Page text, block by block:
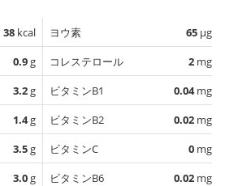
38 kcal
0.9g
3.2g
1.4g
3.5g
3.0g
ヨウ素 65 µg
コレステロール
2 mg
ビタミンB1
0.04mg
ビタミンB2
0.02 mg
ビタミンC
0 mg
ビタミンB6
0.02 mg